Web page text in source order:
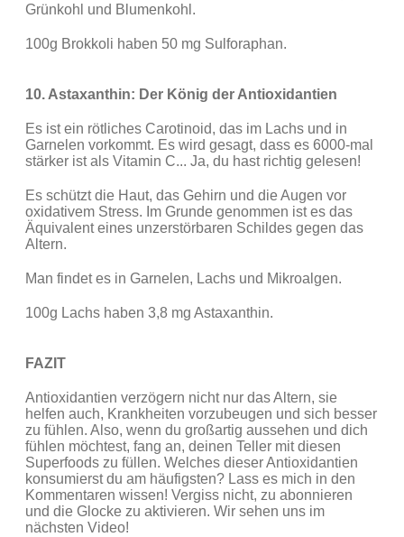
Grünkohl und Blumenkohl.
100g Brokkoli haben 50 mg Sulforaphan.
10. Astaxanthin: Der König der Antioxidantien
Es ist ein rötliches Carotinoid, das im Lachs und in
Garnelen vorkommt. Es wird gesagt, dass es 6000-mal
stärker ist als Vitamin C... Ja, du hast richtig gelesen!
Es schützt die Haut, das Gehirn und die Augen vor
oxidativem Stress. Im Grunde genommen ist es das
Äquivalent eines unzerstörbaren Schildes gegen das
Altern.
Man findet es in Garnelen, Lachs und Mikroalgen.
100g Lachs haben 3,8 mg Astaxanthin.
FAZIT
Antioxidantien verzögern nicht nur das Altern, sie
helfen auch, Krankheiten vorzubeugen und sich besser
zu fühlen. Also, wenn du großartig aussehen und dich
fühlen möchtest, fang an, deinen Teller mit diesen
Superfoods zu füllen. Welches dieser Antioxidantien
konsumierst du am häufigsten? Lass es mich in den
Kommentaren wissen! Vergiss nicht, zu abonnieren
und die Glocke zu aktivieren. Wir sehen uns im
nächsten Video!